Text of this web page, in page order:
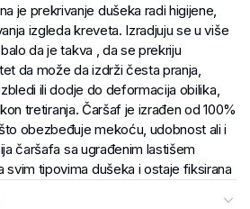
je prekrivanje dušeka radi higijene,
izgleda kreveta. Izradjuju se u više
da je takva , da se prekriju
da može da izdrži česta pranja,
ili dodje do deformacija obilika,
tretiranja. Čaršaf je izrađen od 100%
obezbeđuje mekoću, udobnost ali i
čaršafa sa ugrađenim lastišem
svim tipovima dušeka i ostaje fiksirana